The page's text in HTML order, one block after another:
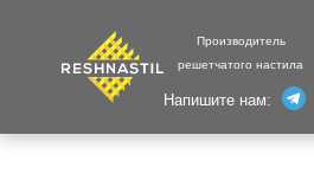
Производитель
решетчатого настила
Напишите нам: